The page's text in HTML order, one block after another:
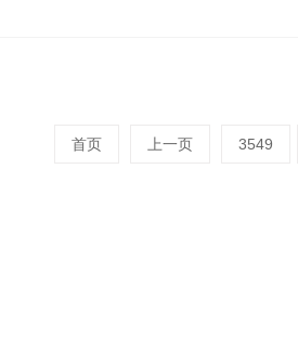
首页 上一页 3549